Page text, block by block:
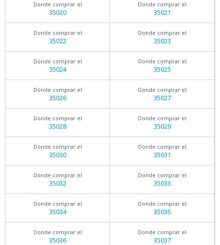
Donde comprar el
35020
Donde comprar el
35021
Donde comprar el
35022
Donde comprar el
35023
Donde comprar el
35024
Donde comprar el
35025
Donde comprar el
35026
Donde comprar el
35027
Donde comprar el
35028
Donde comprar el
35029
Donde comprar el
35030
Donde comprar el
35031
Donde comprar el
35032
Donde comprar el
35033
Donde comprar el
35034
Donde comprar el
35035
Donde comprar el
35036
Donde comprar el
35037